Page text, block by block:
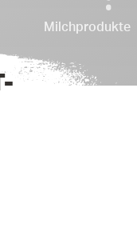
Milchprodukte